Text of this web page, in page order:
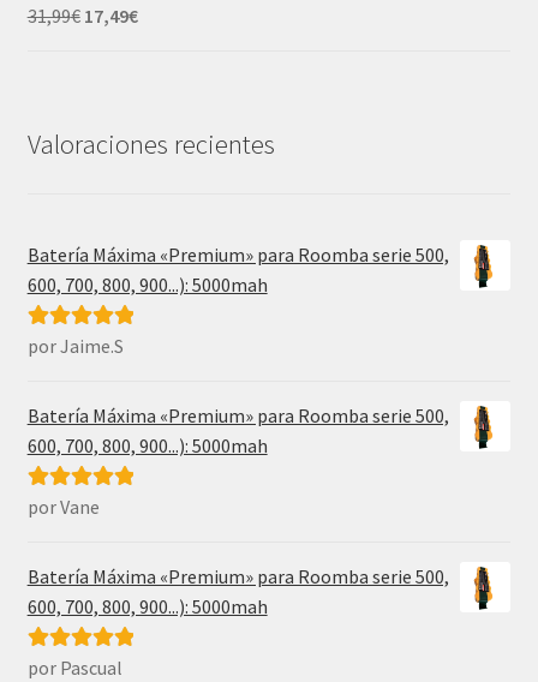
31,99€ El
31,99€.
17,49€El
Valoraciones recientes
Batería Máxima «Premium» para Roomba serie 500,
600, 700, 800, 900...): 5000mah
Valorado con
por Jaime.S
Batería Máxima «Premium» para Roomba serie 500,
600, 700, 800, 900...): 5000mah
Valorado con
por Vane
Batería Máxima «Premium» para Roomba serie 500,
600, 700, 800, 900...): 5000mah
Valorado con
por Pascual